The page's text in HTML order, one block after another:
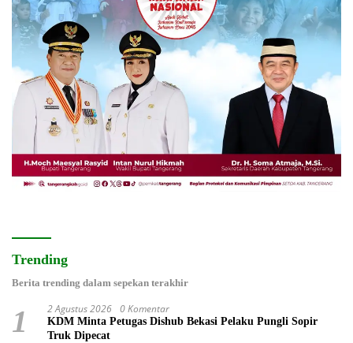
Trending
Berita trending dalam sepekan terakhir
1 2 Agustus 2026 0 Komentar
KDM Minta Petugas Dishub Bekasi Pelaku Pungli Sopir
Truk Dipecat